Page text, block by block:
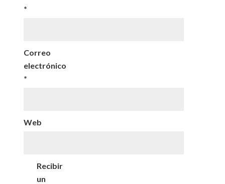
*
Correo
electrónico
*
Web
Recibir
un